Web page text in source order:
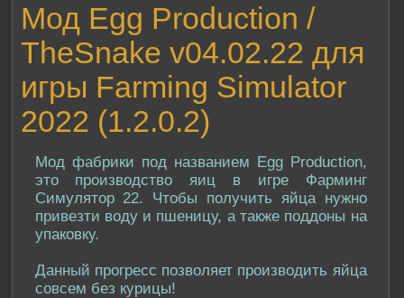
Мод Egg Production /
TheSnake v04.02.22 для
игры Farming Simulator
2022 (1.2.0.2)
Мод фабрики под названием Egg Production,
это производство яиц в игре Фарминг
Симулятор 22. Чтобы получить яйца нужно
привезти воду и пшеницу, а также поддоны на
упаковку.
Данный прогресс позволяет производить яйца
совсем без курицы!